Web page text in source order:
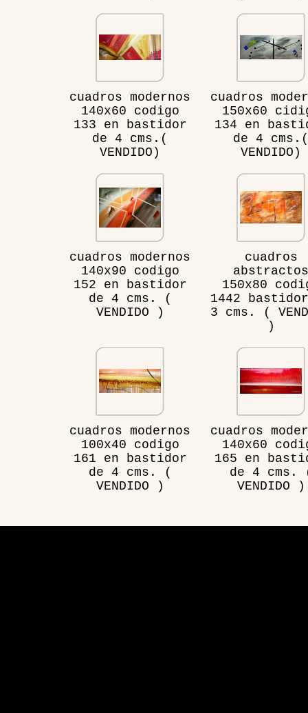
cuadros modernos
140x60 codigo
133 en bastidor
de 4 cms.(
VENDIDO)
cuadros
150x60
134 en
de 4 cms.(
VENDIDO)
cuadros modernos
140x90 codigo
152 en bastidor
de 4 cms. (
VENDIDO )
cuadros
abstractos
150x80
1442
3 cms. (
)
cuadros modernos
100x40 codigo
161 en bastidor
de 4 cms. (
VENDIDO )
cuadros
140x60
165 en
de 4 cms.
VENDIDO )